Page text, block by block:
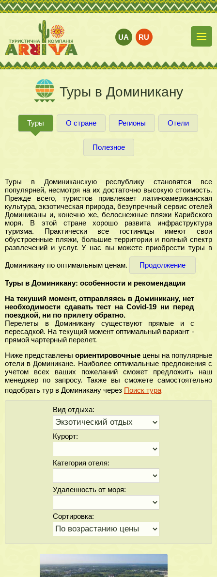
UA RU
Туры в Доминикану
Туры О стране Регионы Отели
Полезное
Туры в Доминиканскую республику становятся все
популярней, несмотря на их достаточно высокую стоимость.
Прежде всего, туристов привлекает латиноамериканская
культура, экзотическая природа, безупречный сервис отелей
Доминиканы и, конечно же, белоснежные пляжи Карибского
моря. В этой стране хорошо развита инфраструктура
туризма. Практически все гостиницы имеют свои
обустроенные пляжи, большие территории и полный спектр
развлечений и услуг. У нас вы можете приобрести туры в
Доминикану по оптимальным ценам. Продолжение
Туры в Доминикану: особенности и рекомендации
На текуший момент, отправляясь в Доминикану, нет
необходимости сдавать тест на Covid-19 ни перед
поездкой, ни по прилету обратно.
Перелеты в Доминикану существуют прямые и с
пересадкой. На текущий момент оптимальный вариант -
прямой чартерный перелет.
Ниже представлены ориентировочные цены на популярные
отели в Доминикане. Наиболее оптимальные предложения с
учетом всех ваших пожеланий сможет предложить наш
менеджер по запросу. Также вы сможете самостоятельно
подобрать тур в Доминикану через Поиск тура
Вид отдыха:
Курорт:
Категория отеля:
Удаленность от моря:
Сортировка: